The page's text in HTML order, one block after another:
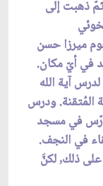
ذهبت إلى
ميرزا حسن
في أيّ مكان.
آية الله
المُتقنة. ودرس
في مسجد
في النجف.
ذلك, لكنَّ